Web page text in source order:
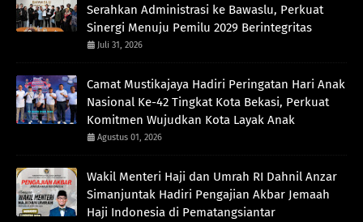
Serahkan Administrasi ke Bawaslu, Perkuat
Sinergi Menuju Pemilu 2029 Berintegritas
Juli 31, 2026
Camat Mustikajaya Hadiri Peringatan Hari Anak
Nasional Ke-42 Tingkat Kota Bekasi, Perkuat
Komitmen Wujudkan Kota Layak Anak
Agustus 01, 2026
Wakil Menteri Haji dan Umrah RI Dahnil Anzar
Simanjuntak Hadiri Pengajian Akbar Jemaah
Haji Indonesia di Pematangsiantar